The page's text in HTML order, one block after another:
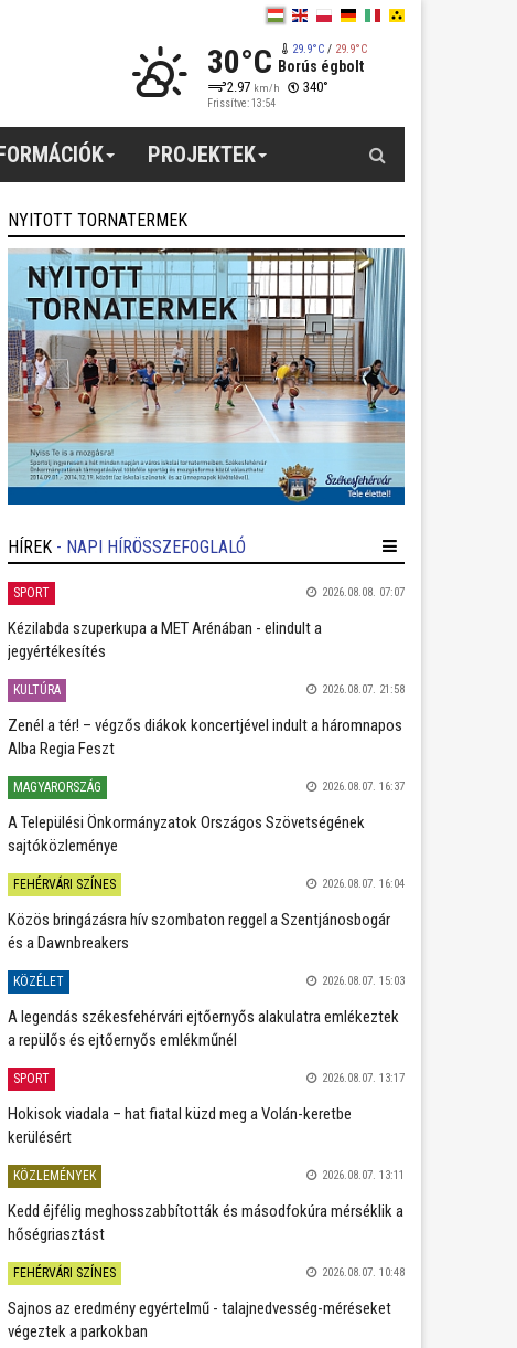
30°C 29.9°C/ 29.9°C
Borús égbolt
2.97 km/h 340°
Frissítve: 13:54
PROJEKTEK
NYITOTT TORNATERMEK
HÍREK - NAPI HÍRÖSSZEFOGLALÓ
SPORT 2026.08.08. 07:07
Kézilabda szuperkupa a MET Arénában - elindult a
jegyértékesítés
KULTÚRA 2026.08.07. 21:58
Zenél a tér! – végzős diákok koncertjével indult a háromnapos
Alba Regia Feszt
MAGYARORSZÁG 2026.08.07. 16:37
A Települési Önkormányzatok Országos Szövetségének
sajtóközleménye
FEHÉRVÁRI SZÍNES 2026.08.07. 16:04
Közös bringázásra hív szombaton reggel a Szentjánosbogár
és a Dawnbreakers
KÖZÉLET 2026.08.07. 15:03
A legendás székesfehérvári ejtőernyős alakulatra emlékeztek
a repülős és ejtőernyős emlékműnél
SPORT 2026.08.07. 13:17
Hokisok viadala – hat fiatal küzd meg a Volán-keretbe
kerülésért
KÖZLEMÉNYEK 2026.08.07. 13:11
Kedd éjfélig meghosszabbították és másodfokúra mérséklik a
hőségriasztást
FEHÉRVÁRI SZÍNES 2026.08.07. 10:48
Sajnos az eredmény egyértelmű - talajnedvesség-méréseket
végeztek a parkokban